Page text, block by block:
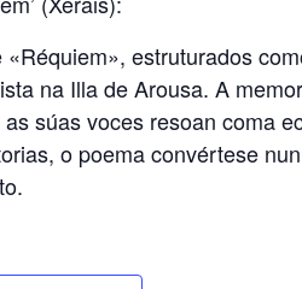
«Réquiem», estruturados
na Illa de Arousa. A
súas voces resoan coma
o poema convértese